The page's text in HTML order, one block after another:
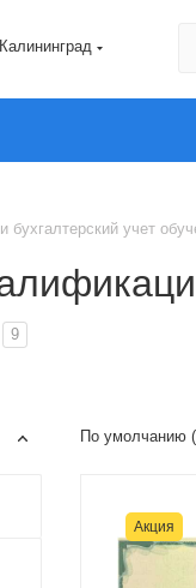
Калининград
бухгалтерский учет
9
По умолчанию
Акция